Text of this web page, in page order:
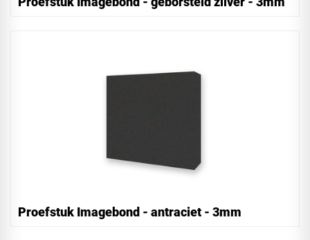
Proefstuk Imagebond - antraciet - 3mm